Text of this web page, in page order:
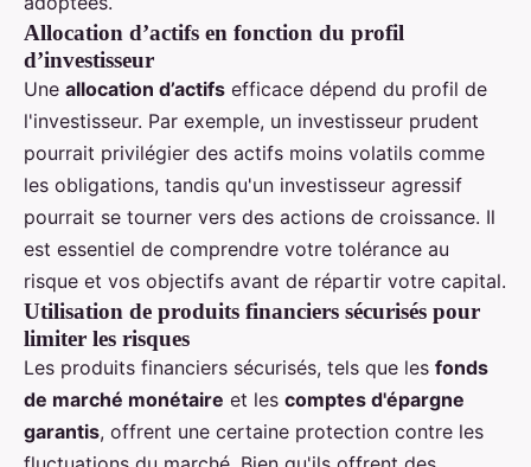
Allocation d’actifs en fonction du profil
d’investisseur
Une allocation d’actifs efficace dépend du profil de
l'investisseur. Par exemple, un investisseur prudent
pourrait privilégier des actifs moins volatils comme
les obligations, tandis qu'un investisseur agressif
pourrait se tourner vers des actions de croissance. Il
est essentiel de comprendre votre tolérance au
risque et vos objectifs avant de répartir votre capital.
Utilisation de produits financiers sécurisés pour
limiter les risques
Les produits financiers sécurisés, tels que les fonds
de marché monétaire et les comptes d'épargne
garantis, offrent une certaine protection contre les